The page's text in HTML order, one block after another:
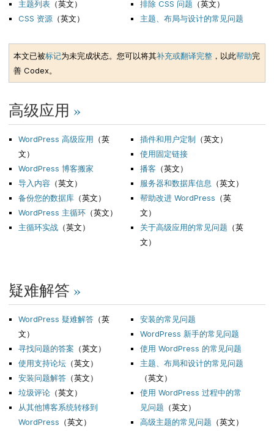
主题列表 （英文）
CSS 资源 （英文）
排除 CSS 问题 （英文）
主题、布局与设计的常见问题
本文已被标记为未完成状态。您可以将其补充或翻译完整 ，以此帮助完
善 Codex。
高级应用 »
WordPress 高级应用 （英
文）
WordPress 博客搬家
导入内容 （英文）
备份您的数据库 （英文）
WordPress 主循环 （英文）
主循环实战 （英文）
插件和用户定制 （英文）
使用固定链接
播客 （英文）
服务器和数据库信息
（英文）
帮助改进 WordPress （英
文）
关于高级应用的常见问题 （英
文）
疑难解答 »
WordPress 疑难解答 （英
文）
寻找问题的答案 （英文）
使用支持论坛 （英文）
安装问题解答 （英文）
垃圾评论 （英文）
从其他博客系统转移到
WordPress （英文）
安装的常见问题
WordPress 新手的常见问题
使用 WordPress 的常见问题
主题、布局和设计的常见问题
（英文）
使用 WordPress 过程中的常
见问题 （英文）
高级主题的常见问题 （英文）